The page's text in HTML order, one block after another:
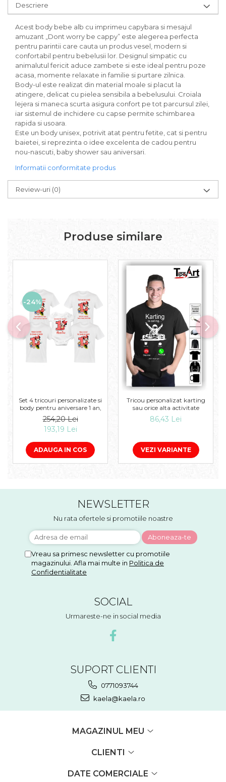
Descriere
Acest body bebe alb cu imprimeu capybara si mesajul
amuzant „Dont worry be cappy” este alegerea perfecta
pentru parintii care cauta un produs vesel, modern si
confortabil pentru bebelusii lor. Designul simpatic cu
animalutul fericit aduce zambete si este ideal pentru poze
acasa, momente relaxate in familie si purtare zilnica.
Body-ul este realizat din material moale si placut la
atingere, delicat cu pielea sensibila a bebelusului. Croiala
lejera si maneca scurta asigura confort pe tot parcursul zilei,
iar sistemul de inchidere cu capse permite schimbarea
rapida si usoara.
Este un body unisex, potrivit atat pentru fetite, cat si pentru
baietei, si reprezinta o idee excelenta de cadou pentru
nou-nascuti, baby shower sau aniversari.
Informatii conformitate produs
Review-uri (0)
Produse similare
-24%
Set 4 tricouri personalizate si
body pentru aniversare 1 an,
254,20 Lei
193,19 Lei
ADAUGA IN COS
Tricou personalizat karting
sau orice alta activitate
86,43 Lei
VEZI VARIANTE
NEWSLETTER
Nu rata ofertele si promotiile noastre
Vreau sa primesc newsletter cu promotiile
magazinului. Afla mai multe in Politica de
Confidentialitate
SOCIAL
Urmareste-ne in social media
SUPORT CLIENTI
0771093744
kaela@kaela.ro
MAGAZINUL MEU
CLIENTI
DATE COMERCIALE